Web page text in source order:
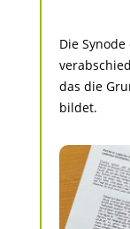
Die
das die
bildet.